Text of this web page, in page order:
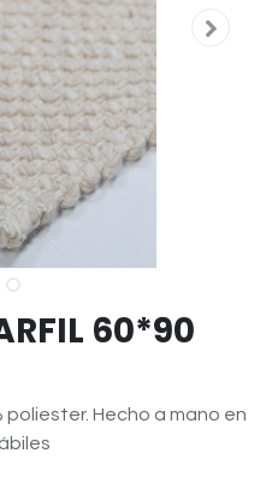
60*90
poliester. Hecho a mano en